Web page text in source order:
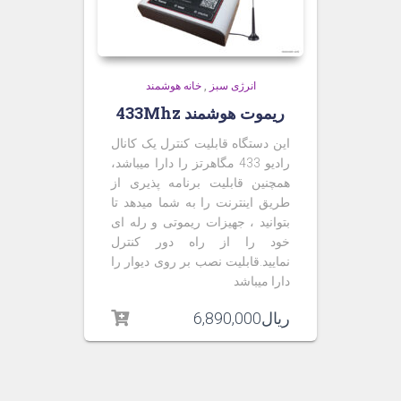
انرژی سبز ,خانه هوشمند
ریموت هوشمند 433Mhz
این دستگاه قابلیت کنترل یک کانال
رادیو 433 مگاهرتز را دارا میباشد،
همچنین قابلیت برنامه پذیری از
طریق اینترنت را به شما میدهد تا
بتوانید ، جهیزات ریموتی و رله ای
خود را از راه دور کنترل
نمایید.قابلیت نصب بر روی دیوار را
دارا میباشد
ریال6,890,000